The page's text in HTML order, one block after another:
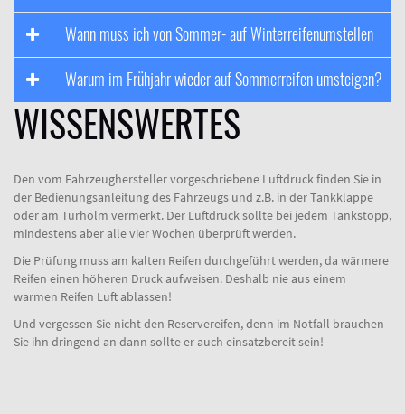
Wann muss ich von Sommer- auf Winterreifenumstellen
Warum im Frühjahr wieder auf Sommerreifen umsteigen?
WISSENSWERTES
Den vom Fahrzeughersteller vorgeschriebene Luftdruck finden Sie in
der Bedienungsanleitung des Fahrzeugs und z.B. in der Tankklappe
oder am Türholm vermerkt. Der Luftdruck sollte bei jedem Tankstopp,
mindestens aber alle vier Wochen überprüft werden.
Die Prüfung muss am kalten Reifen durchgeführt werden, da wärmere
Reifen einen höheren Druck aufweisen. Deshalb nie aus einem
warmen Reifen Luft ablassen!
Und vergessen Sie nicht den Reservereifen, denn im Notfall brauchen
Sie ihn dringend an dann sollte er auch einsatzbereit sein!